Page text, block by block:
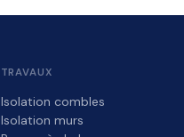
TRAVAUX
Isolation combles
Isolation murs